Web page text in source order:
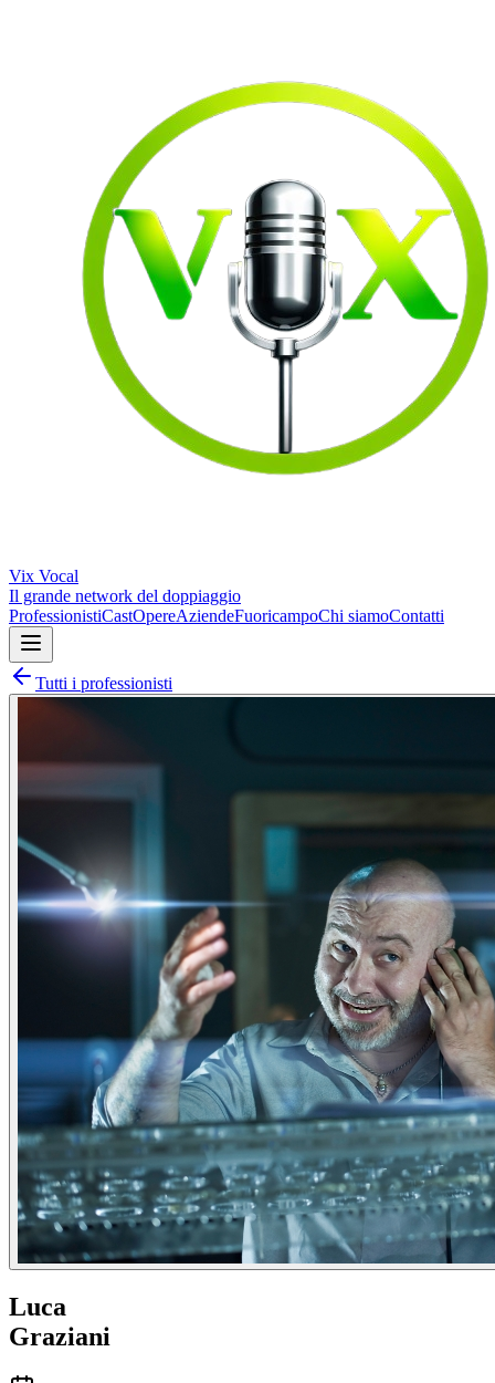
Vix Vocal
Il grande network del doppiaggio
ProfessionistiCastOpereAziendeFuoricampoChi siamoContatti
Tutti i professionisti
Luca
Graziani